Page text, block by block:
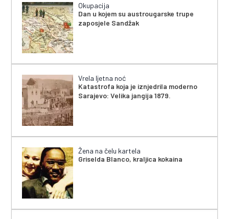
Okupacija
Dan u kojem su austrougarske trupe
zaposjele Sandžak
Vrela ljetna noć
Katastrofa koja je iznjedrila moderno
Sarajevo: Velika jangija 1879.
Žena na čelu kartela
Griselda Blanco, kraljica kokaina